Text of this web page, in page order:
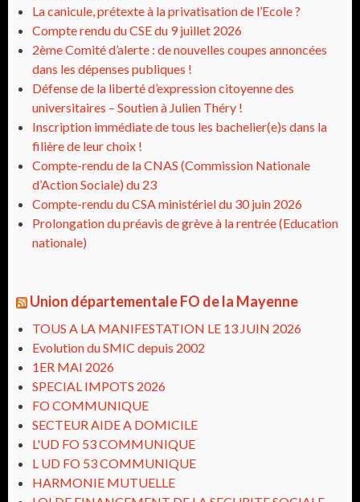
La canicule, prétexte à la privatisation de l’Ecole ?
Compte rendu du CSE du 9 juillet 2026
2ème Comité d’alerte : de nouvelles coupes annoncées
dans les dépenses publiques !
Défense de la liberté d’expression citoyenne des
universitaires – Soutien à Julien Théry !
Inscription immédiate de tous les bachelier(e)s dans la
filière de leur choix !
Compte-rendu de la CNAS (Commission Nationale
d’Action Sociale) du 23
Compte-rendu du CSA ministériel du 30 juin 2026
Prolongation du préavis de grève à la rentrée (Education
nationale)
Union départementale FO de la Mayenne
TOUS A LA MANIFESTATION LE 13 JUIN 2026
Evolution du SMIC depuis 2002
1ER MAI 2026
SPECIAL IMPOTS 2026
FO COMMUNIQUE
SECTEUR AIDE A DOMICILE
L'UD FO 53 COMMUNIQUE
L UD FO 53 COMMUNIQUE
HARMONIE MUTUELLE